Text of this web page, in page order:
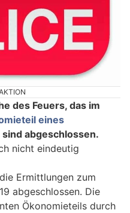
des Feuers, das im
eines
sind abgeschlossen.
nicht eindeutig
Ermittlungen zum
abgeschlossen. Die
Ökonomieteils durch